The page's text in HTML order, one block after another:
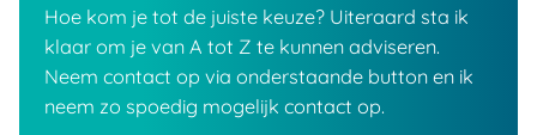
Hoe kom je tot de juiste keuze? Uiteraard sta ik
klaar om je van A tot Z te kunnen adviseren.
Neem contact op via onderstaande button en ik
neem zo spoedig mogelijk contact op.